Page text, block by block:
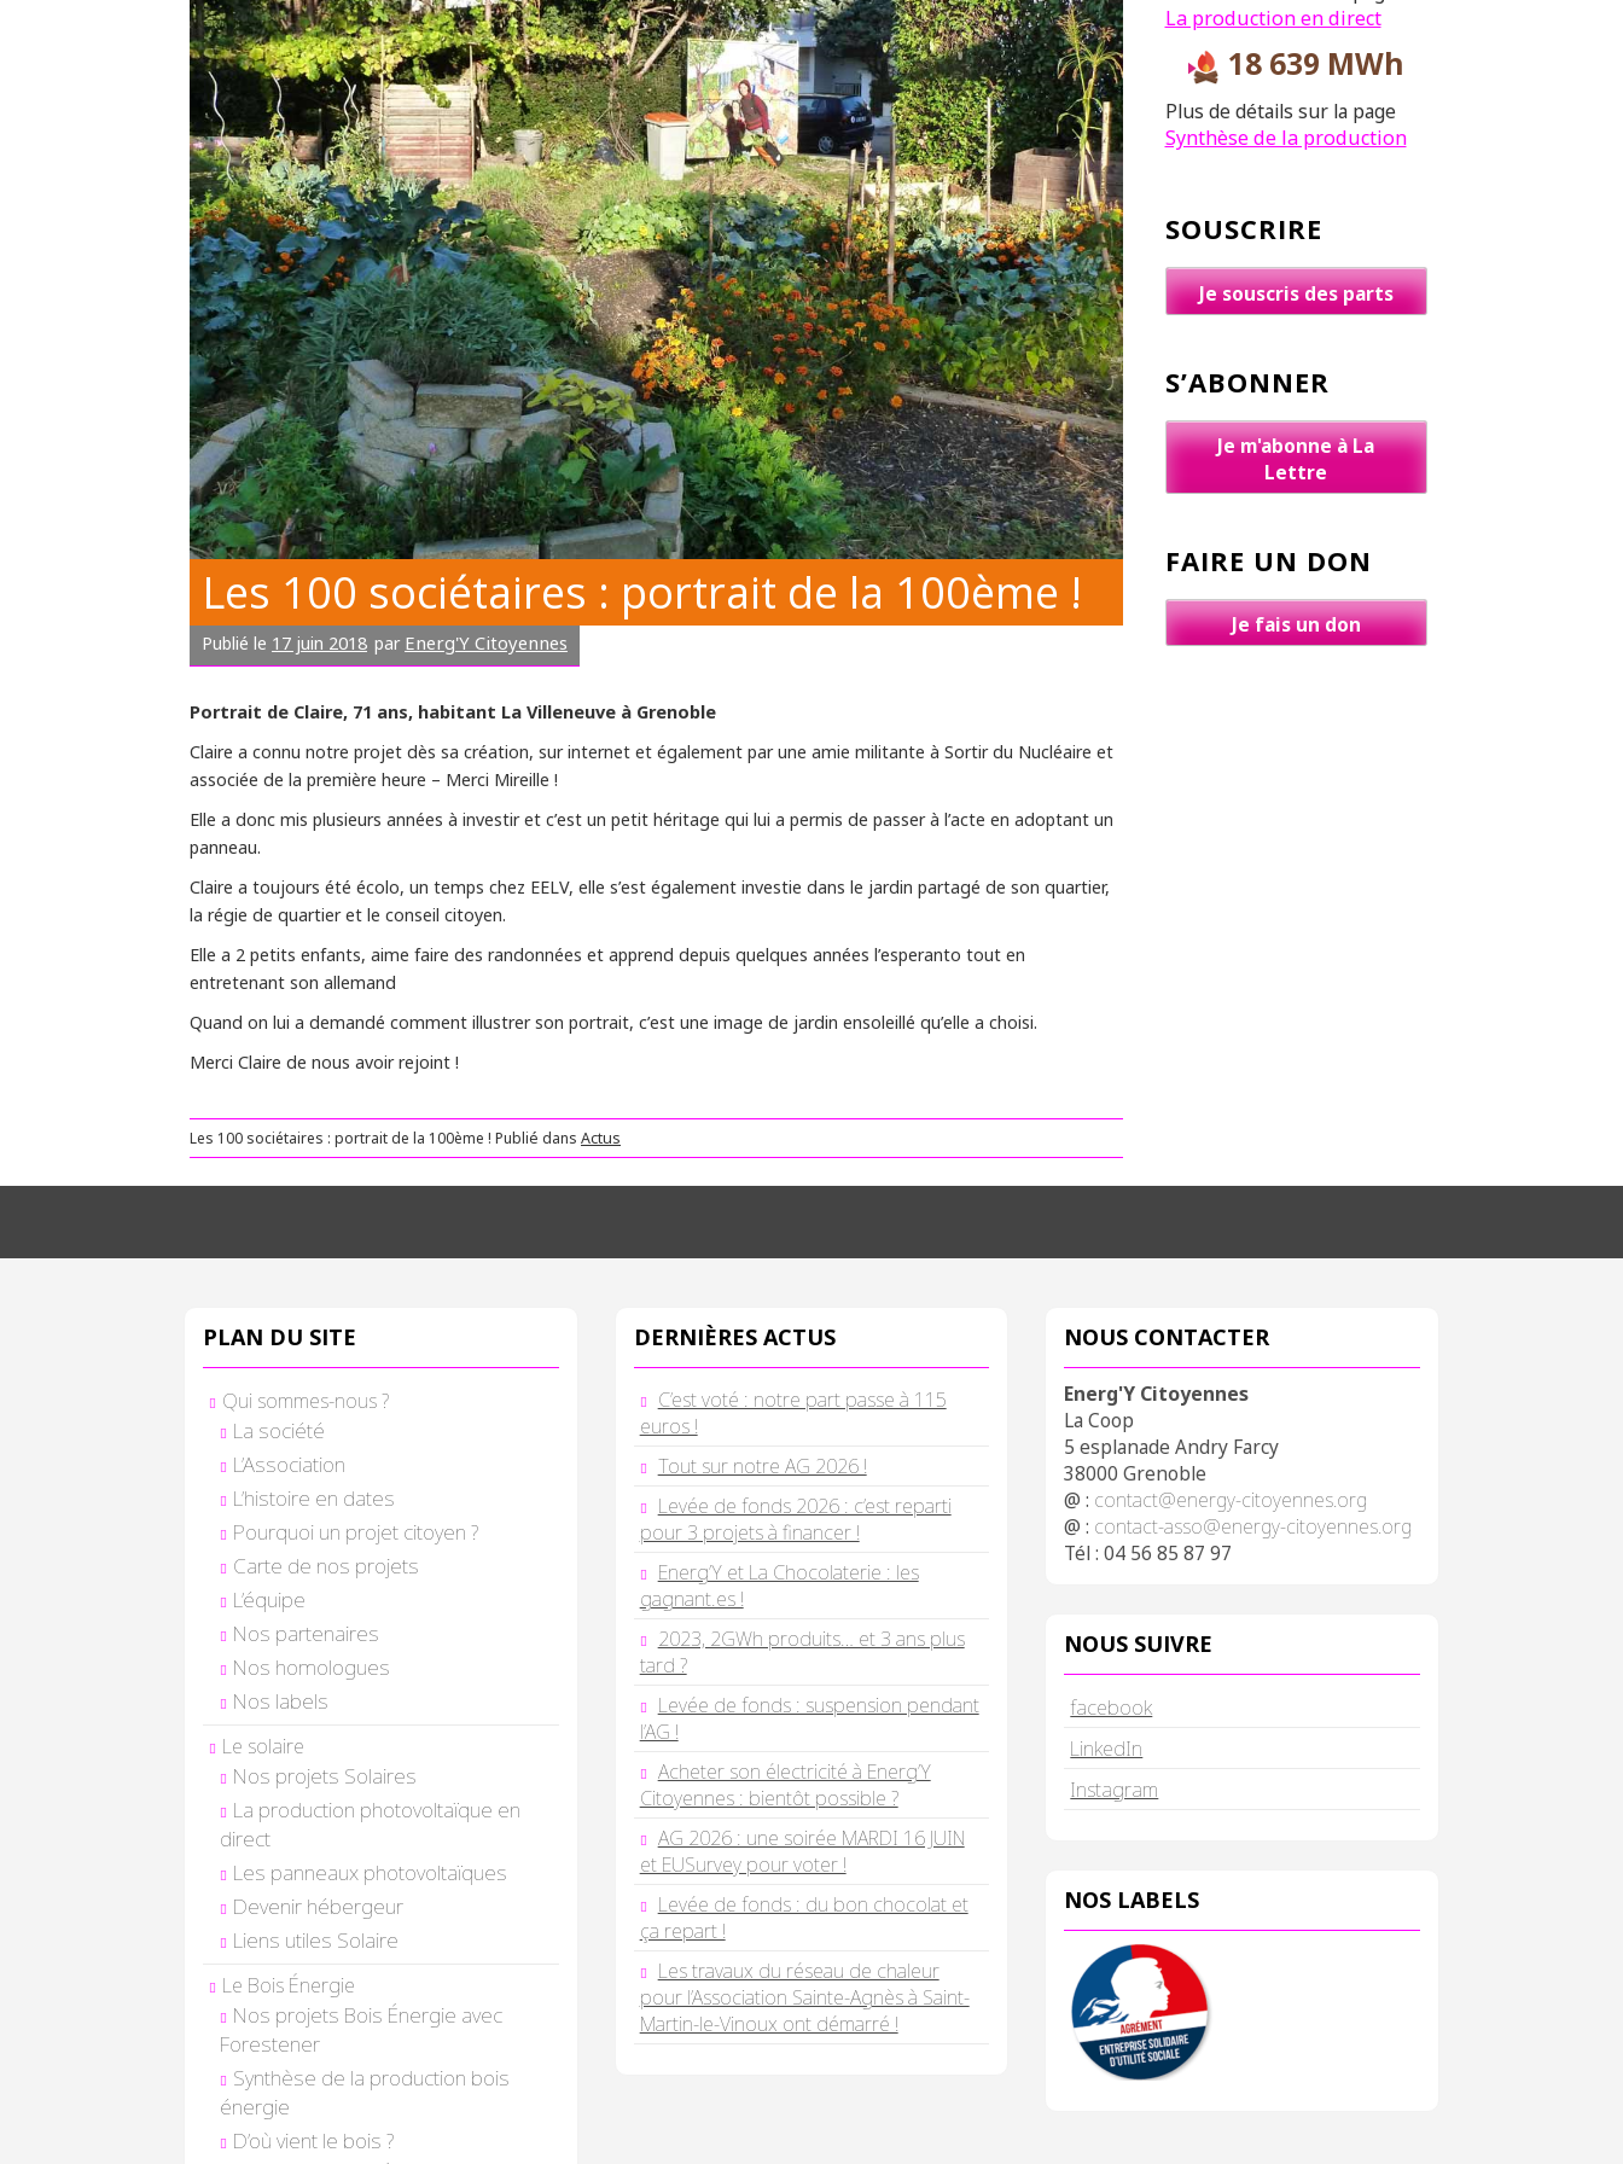
Les 100 sociétaires : portrait de la 100ème !
Publié le 17 juin 2018 par Energ'Y Citoyennes
Portrait de Claire, 71 ans, habitant La Villeneuve à Grenoble
Claire a connu notre projet dès sa création, sur internet et également par une amie militante à Sortir du Nucléaire et
associée de la première heure – Merci Mireille !
Elle a donc mis plusieurs années à investir et c’est un petit héritage qui lui a permis de passer à l’acte en adoptant un
panneau.
Claire a toujours été écolo, un temps chez EELV, elle s’est également investie dans le jardin partagé de son quartier,
la régie de quartier et le conseil citoyen.
Elle a 2 petits enfants, aime faire des randonnées et apprend depuis quelques années l’esperanto tout en
entretenant son allemand
Quand on lui a demandé comment illustrer son portrait, c’est une image de jardin ensoleillé qu’elle a choisi.
Merci Claire de nous avoir rejoint !
Les 100 sociétaires : portrait de la 100ème ! Publié dans Actus
La production en direct
18 639 MWh
Plus de détails sur la page
Synthèse de la production
SOUSCRIRE
Je souscris des parts
S’ABONNER
Je m'abonne à La
Lettre
FAIRE UN DON
Je fais un don
PLAN DU SITE
Qui sommes-nous ?
La société
L’Association
L’histoire en dates
Pourquoi un projet citoyen ?
Carte de nos projets
L’équipe
Nos partenaires
Nos homologues
Nos labels
Le solaire
Nos projets Solaires
La production photovoltaïque en
direct
Les panneaux photovoltaïques
Devenir hébergeur
Liens utiles Solaire
Le Bois Énergie
Nos projets Bois Énergie avec
Forestener
Synthèse de la production bois
énergie
D’où vient le bois ?
DERNIÈRES ACTUS
C’est voté : notre part passe à 115
euros !
Tout sur notre AG 2026 !
Levée de fonds 2026 : c’est reparti
pour 3 projets à financer !
Energ’Y et La Chocolaterie : les
gagnant.es !
2023, 2GWh produits… et 3 ans plus
tard ?
Levée de fonds : suspension pendant
l’AG !
Acheter son électricité à Energ’Y
Citoyennes : bientôt possible ?
AG 2026 : une soirée MARDI 16 JUIN
et EUSurvey pour voter !
Levée de fonds : du bon chocolat et
ça repart !
Les travaux du réseau de chaleur
pour l’Association Sainte-Agnès à Saint-
Martin-le-Vinoux ont démarré !
NOUS CONTACTER
Energ'Y Citoyennes
La Coop
5 esplanade Andry Farcy
38000 Grenoble
@ : contact@energy-citoyennes.org
@ : contact-asso@energy-citoyennes.org
Tél : 04 56 85 87 97
NOUS SUIVRE
facebook
LinkedIn
Instagram
NOS LABELS